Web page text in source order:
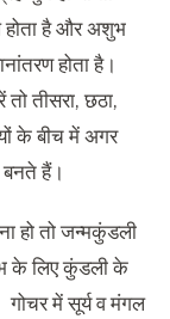
होता है और अशुभ
होता है।
तीसरा, छठा,
के बीच में अगर
बनते हैं।
हो तो जन्मकुंडली
के लिए कुंडली के
गोचर में सूर्य व मंगल